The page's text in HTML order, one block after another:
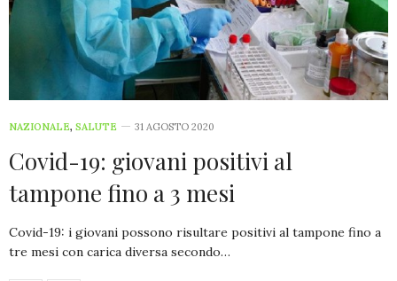
NAZIONALE, SALUTE 31 AGOSTO 2020
Covid-19: giovani positivi al
tampone fino a 3 mesi
Covid-19: i giovani possono risultare positivi al tampone fino a
tre mesi con carica diversa secondo…